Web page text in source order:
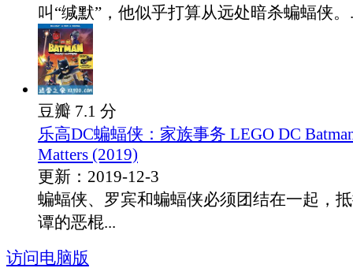
叫“缄默”，他似乎打算从远处暗杀蝙蝠侠。
豆瓣 7.1 分
乐高DC蝙蝠侠：家族事务 LEGO DC
Matters (2019)
更新：2019-12-3
蝙蝠侠、罗宾和蝙蝠侠必须团结在一起，
谭的恶棍...
访问电脑版